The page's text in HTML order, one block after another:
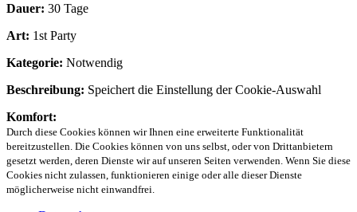
Dauer: 30 Tage
Art: 1st Party
Kategorie: Notwendig
Beschreibung: Speichert die Einstellung der Cookie-Auswahl
Komfort:
Durch diese Cookies können wir Ihnen eine erweiterte Funktionalität
bereitzustellen. Die Cookies können von uns selbst, oder von Drittanbietern
gesetzt werden, deren Dienste wir auf unseren Seiten verwenden. Wenn Sie diese
Cookies nicht zulassen, funktionieren einige oder alle dieser Dienste
möglicherweise nicht einwandfrei.